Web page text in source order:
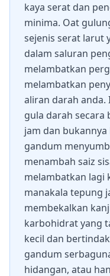
kaya serat dan
minima. Oat
sejenis serat larut
dalam saluran
melambatkan
melambatkan
aliran darah anda.
gula darah secara
jam dan
gandum
menambah saiz
melambatkan lagi
manakala tepung
membekalkan
karbohidrat yang
kecil dan
gandum
hidangan, atau